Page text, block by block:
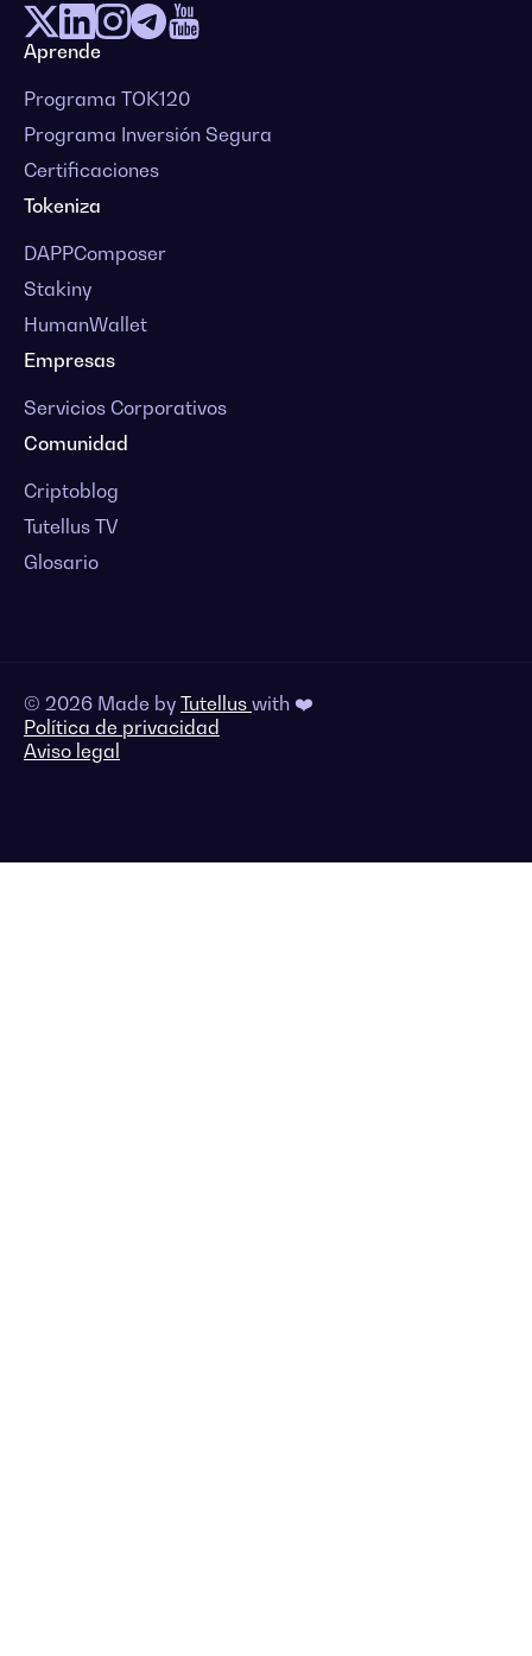
Aprende
Programa TOK120
Programa Inversión Segura
Certificaciones
Tokeniza
DAPPComposer
Stakiny
HumanWallet
Empresas
Servicios Corporativos
Comunidad
Criptoblog
Tutellus TV
Glosario
© 2026 Made by Tutellus with ❤️
Política de privacidad
Aviso legal